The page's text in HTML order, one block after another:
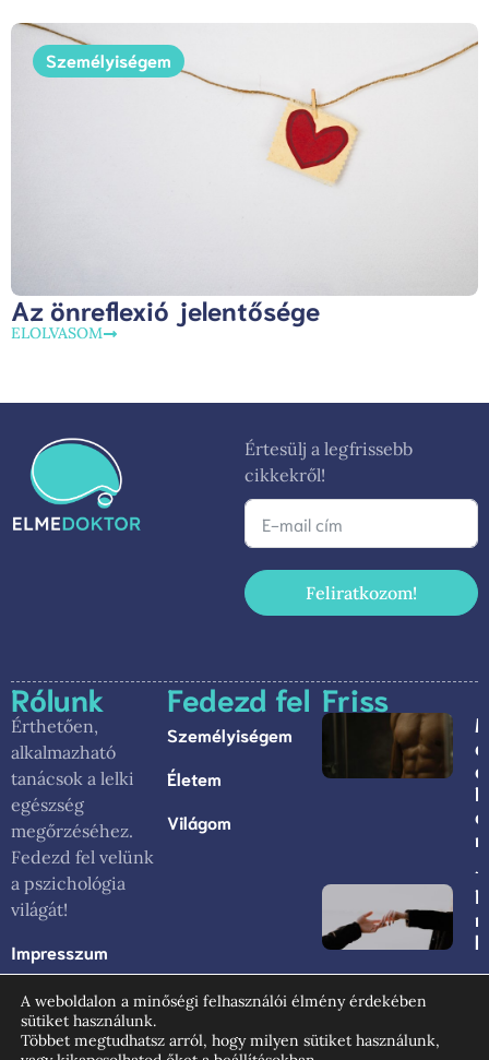
Személyiségem
Az önreflexió jelentősége
ELOLVASOM
Értesülj a legfrissebb
cikkekről!
Feliratkozom!
Rólunk
Érthetően,
alkalmazható
tanácsok a lelki
egészség
megőrzéséhez.
Fedezd fel velünk
a pszichológia
világát!
Impresszum
Szerződési
Feltételek
Fedezd fel
Személyiségem
Életem
Világom
Friss
a
A weboldalon a minőségi felhasználói élmény érdekében
sütiket használunk.
Többet megtudhatsz arról, hogy milyen sütiket használunk,